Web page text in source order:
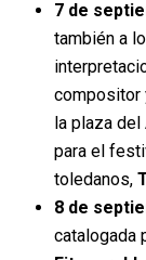
7 de
también a
compositor
la plaza del
para el
toledanos,
8 de
catalogada